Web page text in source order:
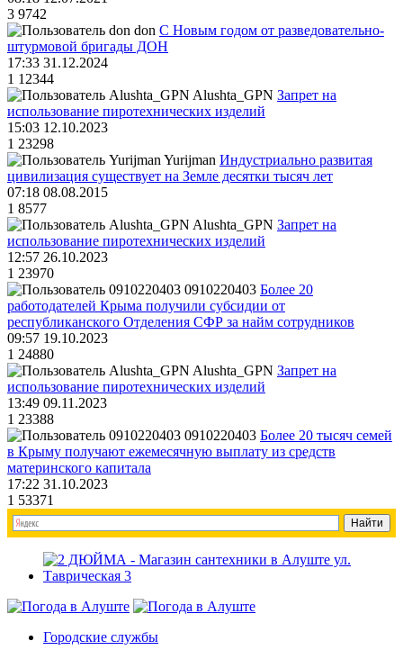
3 9742
don С Новым годом от разведовательно-
штурмовой бригады ДОН
17:33 31.12.2024
1 12344
Alushta_GPN Запрет на
использование пиротехнических изделий
15:03 12.10.2023
1 23298
Yurijman Индустриально развитая
цивилизация существует на Земле десятки тысяч лет
07:18 08.08.2015
1 8577
Alushta_GPN Запрет на
использование пиротехнических изделий
12:57 26.10.2023
1 23970
0910220403 Более 20
работодателей Крыма получили субсидии от
республиканского Отделения СФР за найм сотрудников
09:57 19.10.2023
1 24880
Alushta_GPN Запрет на
использование пиротехнических изделий
13:49 09.11.2023
1 23388
0910220403 Более 20 тысяч семей
в Крыму получают ежемесячную выплату из средств
материнского капитала
17:22 31.10.2023
1 53371
Городские службы